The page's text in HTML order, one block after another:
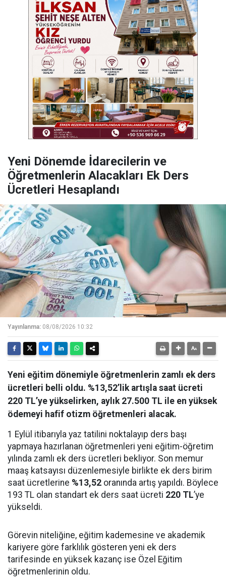
Yeni Dönemde İdarecilerin ve
Öğretmenlerin Alacakları Ek Ders
Ücretleri Hesaplandı
Yayınlanma: 08/08/2026 10:32
Yeni eğitim dönemiyle öğretmenlerin zamlı ek ders
ücretleri belli oldu. %13,52’lik artışla saat ücreti
220 TL’ye yükselirken, aylık 27.500 TL ile en yüksek
ödemeyi hafif otizm öğretmenleri alacak.
1 Eylül itibarıyla yaz tatilini noktalayıp ders başı
yapmaya hazırlanan öğretmenleri yeni eğitim-öğretim
yılında zamlı ek ders ücretleri bekliyor. Son memur
maaş katsayısı düzenlemesiyle birlikte ek ders birim
saat ücretlerine %13,52 oranında artış yapıldı. Böylece
193 TL olan standart ek ders saat ücreti 220 TL’ye
yükseldi.
Görevin niteliğine, eğitim kademesine ve akademik
kariyere göre farklılık gösteren yeni ek ders
tarifesinde en yüksek kazanç ise Özel Eğitim
öğretmenlerinin oldu.